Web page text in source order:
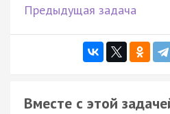
Предыдущая задача
Вместе с этой